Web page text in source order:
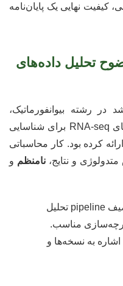
کیفیت نهایی یک پایان‌نامه
بهبود وضوح تحلیل داده‌های
در رشته بیوانفورماتیک،
پایان‌نامه‌ای با محوریت تحلیل داده‌های RNA-seq برای شناسایی
کرده بود. کار محاسباتی
و نتایج، نامنظم و
عدم وضوح در توصیف pipeline تحلیل
مناسب.
اشاره به نسخه‌ها و